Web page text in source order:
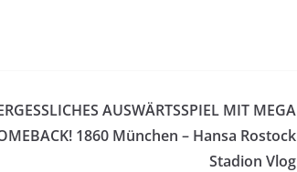
AUSWÄRTSSPIEL MIT MEGA
1860 München – Hansa Rostock
Stadion Vlog